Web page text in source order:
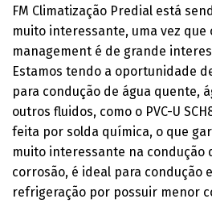
FM Climatização Predial está
muito interessante, uma vez
management é de grande
Estamos tendo a oportunidade
para condução de água quente,
outros fluidos, como o PVC-U
feita por solda química, o que
muito interessante na condução
corrosão, é ideal para condução
refrigeração por possuir menor